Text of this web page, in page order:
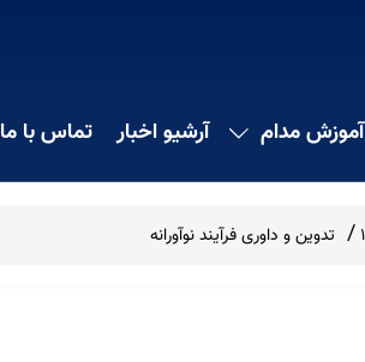
آموزش مدام آرشیو اخبار تماس با ما
تدوین و داوری فرآیند نوآورانه